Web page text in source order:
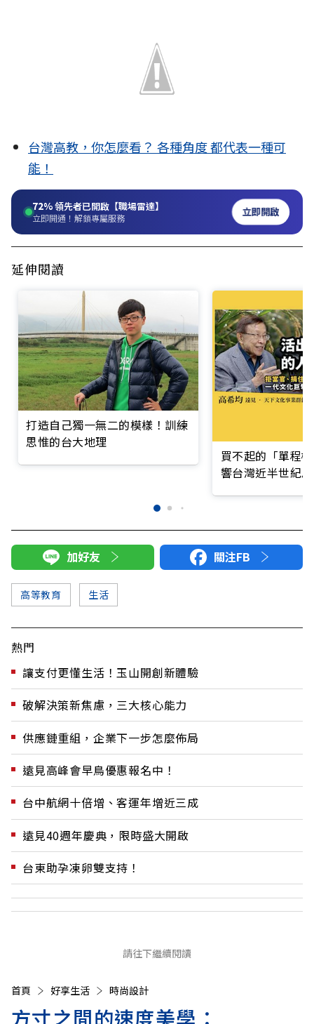
台灣高教，你怎麼看？ 各種角度 都代表一種可
能！
72%領先者已開啟【職場雷達】
立即開通！解鎖專屬服務 立即開啟
延伸閱讀
打造自己獨一無二的模樣！訓練
思惟的台大地理
買不起的「單程
響台灣近半世紀
加好友 關注FB
高等教育 生活
熱門
讓支付更懂生活！玉山開創新體驗
破解決策新焦慮，三大核心能力
供應鏈重組，企業下一步怎麼佈局
遠見高峰會早鳥優惠報名中！
台中航網十倍增、客運年增近三成
遠見40週年慶典，限時盛大開啟
台東助孕凍卵雙支持！
請往下繼續閱讀
首頁 好享生活 時尚設計
方寸之間的速度美學：